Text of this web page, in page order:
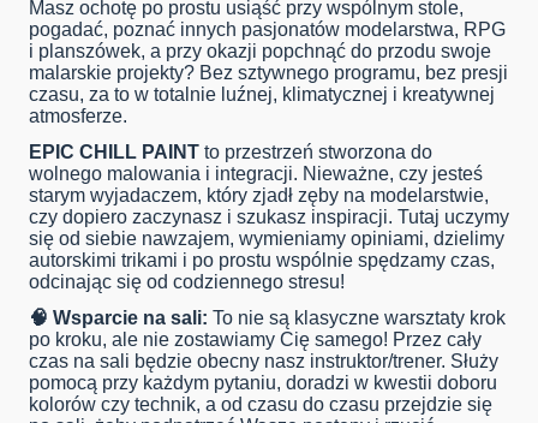
Masz ochotę po prostu usiąść przy wspólnym stole,
pogadać, poznać innych pasjonatów modelarstwa, RPG
i planszówek, a przy okazji popchnąć do przodu swoje
malarskie projekty? Bez sztywnego programu, bez presji
czasu, za to w totalnie luźnej, klimatycznej i kreatywnej
atmosferze.
EPIC CHILL PAINT to przestrzeń stworzona do
wolnego malowania i integracji. Nieważne, czy jesteś
starym wyjadaczem, który zjadł zęby na modelarstwie,
czy dopiero zaczynasz i szukasz inspiracji. Tutaj uczymy
się od siebie nawzajem, wymieniamy opiniami, dzielimy
autorskimi trikami i po prostu wspólnie spędzamy czas,
odcinając się od codziennego stresu!
🧠 Wsparcie na sali: To nie są klasyczne warsztaty krok
po kroku, ale nie zostawiamy Cię samego! Przez cały
czas na sali będzie obecny nasz instruktor/trener. Służy
pomocą przy każdym pytaniu, doradzi w kwestii doboru
kolorów czy technik, a od czasu do czasu przejdzie się